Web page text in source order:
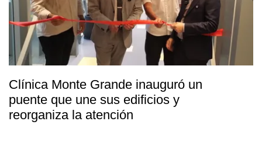
Clínica Monte Grande inauguró un
puente que une sus edificios y
reorganiza la atención